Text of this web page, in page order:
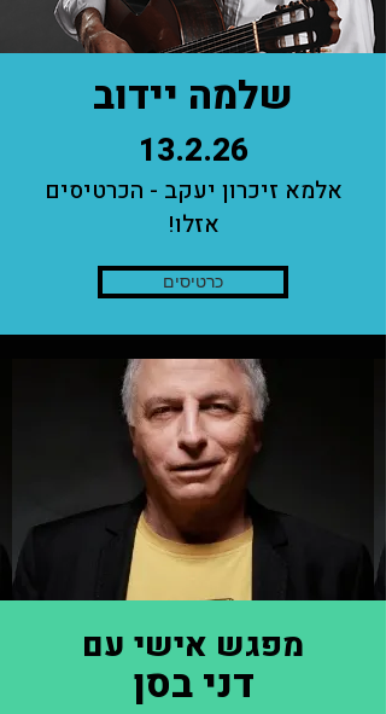
שלמה יידוב
13.2.26
אלמא זיכרון יעקב - הכרטיסים
אזלו!
כרטיסים
מפגש אישי עם
דני בסן